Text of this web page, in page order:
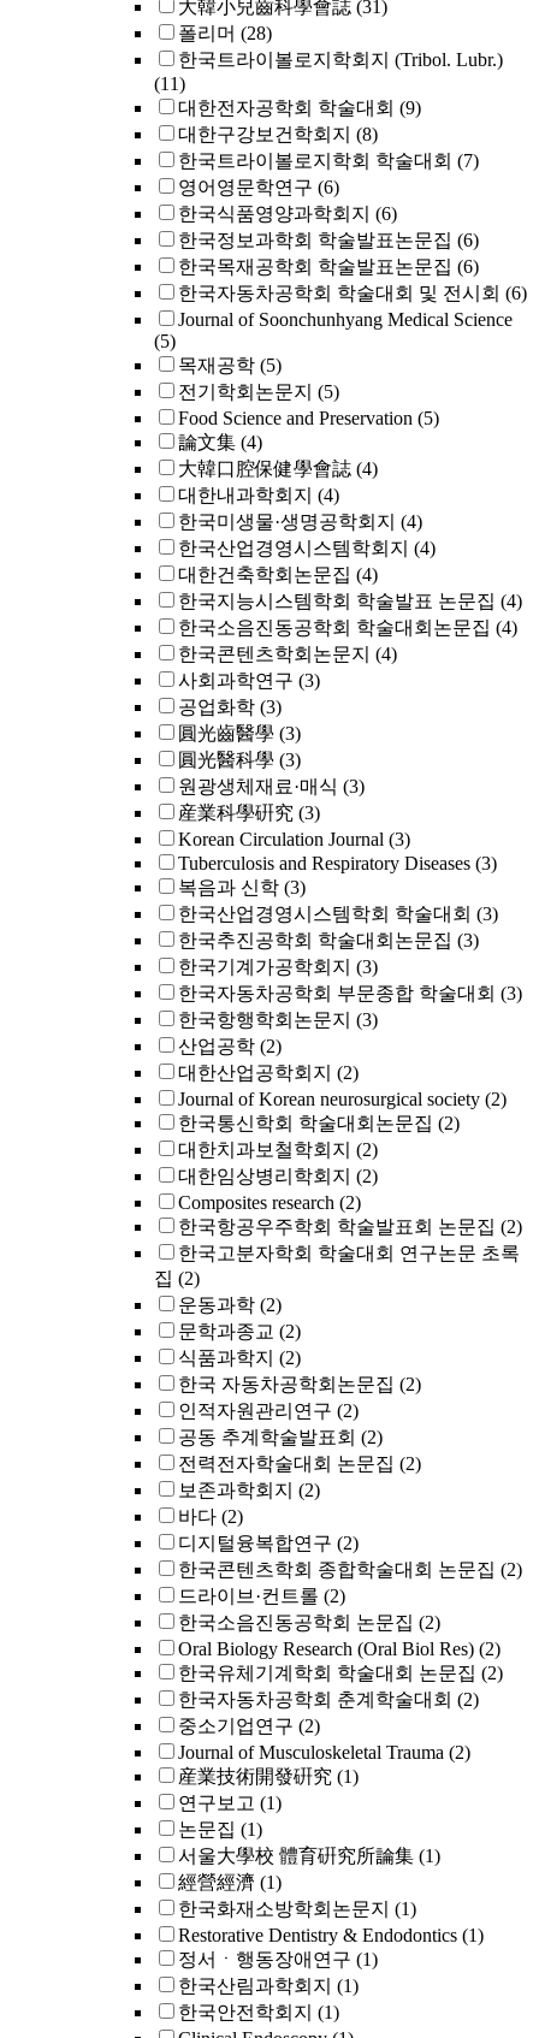
大韓小兒齒科學會誌 (31)
폴리머 (28)
한국트라이볼로지학회지 (Tribol. Lubr.)
(11)
대한전자공학회 학술대회 (9)
대한구강보건학회지 (8)
한국트라이볼로지학회 학술대회 (7)
영어영문학연구 (6)
한국식품영양과학회지 (6)
한국정보과학회 학술발표논문집 (6)
한국목재공학회 학술발표논문집 (6)
한국자동차공학회 학술대회 및 전시회 (6)
Journal of Soonchunhyang Medical Science
(5)
목재공학 (5)
전기학회논문지 (5)
Food Science and Preservation (5)
論文集 (4)
大韓口腔保健學會誌 (4)
대한내과학회지 (4)
한국미생물·생명공학회지 (4)
한국산업경영시스템학회지 (4)
대한건축학회논문집 (4)
한국지능시스템학회 학술발표 논문집 (4)
한국소음진동공학회 학술대회논문집 (4)
한국콘텐츠학회논문지 (4)
사회과학연구 (3)
공업화학 (3)
圓光齒醫學 (3)
圓光醫科學 (3)
원광생체재료·매식 (3)
産業科學硏究 (3)
Korean Circulation Journal (3)
Tuberculosis and Respiratory Diseases (3)
복음과 신학 (3)
한국산업경영시스템학회 학술대회 (3)
한국추진공학회 학술대회논문집 (3)
한국기계가공학회지 (3)
한국자동차공학회 부문종합 학술대회 (3)
한국항행학회논문지 (3)
산업공학 (2)
대한산업공학회지 (2)
Journal of Korean neurosurgical society (2)
한국통신학회 학술대회논문집 (2)
대한치과보철학회지 (2)
대한임상병리학회지 (2)
Composites research (2)
한국항공우주학회 학술발표회 논문집 (2)
한국고분자학회 학술대회 연구논문 초록
집 (2)
운동과학 (2)
문학과종교 (2)
식품과학지 (2)
한국 자동차공학회논문집 (2)
인적자원관리연구 (2)
공동 추계학술발표회 (2)
전력전자학술대회 논문집 (2)
보존과학회지 (2)
바다 (2)
디지털융복합연구 (2)
한국콘텐츠학회 종합학술대회 논문집 (2)
드라이브·컨트롤 (2)
한국소음진동공학회 논문집 (2)
Oral Biology Research (Oral Biol Res) (2)
한국유체기계학회 학술대회 논문집 (2)
한국자동차공학회 춘계학술대회 (2)
중소기업연구 (2)
Journal of Musculoskeletal Trauma (2)
産業技術開發硏究 (1)
연구보고 (1)
논문집 (1)
서울大學校 體育硏究所論集 (1)
經營經濟 (1)
한국화재소방학회논문지 (1)
Restorative Dentistry & Endodontics (1)
정서ㆍ행동장애연구 (1)
한국산림과학회지 (1)
한국안전학회지 (1)